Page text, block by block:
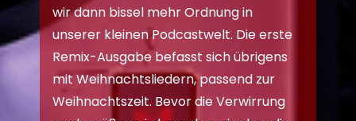
wir dann bissel mehr Ordnung in
unserer kleinen Podcastwelt. Die erste
Remix-Ausgabe befasst sich übrigens
mit Weihnachtsliedern, passend zur
Weihnachtszeit. Bevor die Verwirrung